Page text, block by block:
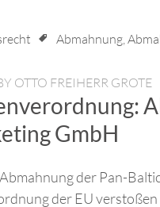
Abmahnung
OTTO FREIHERR GROTE
GmbH
der Pan-
der EU